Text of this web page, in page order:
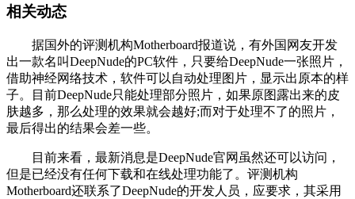
相关动态
据国外的评测机构Motherboard报道说，有外国网友开发
出一款名叫DeepNude的PC软件，只要给DeepNude一张照片，
借助神经网络技术，软件可以自动处理图片，显示出原本的样
子。目前DeepNude只能处理部分照片，如果原图露出来的皮
肤越多，那么处理的效果就会越好;而对于处理不了的照片，
最后得出的结果会差一些。
目前来看，最新消息是DeepNude官网虽然还可以访问，
但是已经没有任何下载和在线处理功能了。评测机构
Motherboard还联系了DeepNude的开发人员，应要求，其采用